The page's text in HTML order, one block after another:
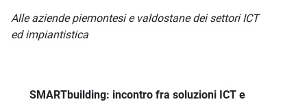
Descrizione iniziativa
Alle aziende piemontesi e valdostane dei settori ICT
ed impiantistica
SMARTbuilding: incontro fra soluzioni ICT e